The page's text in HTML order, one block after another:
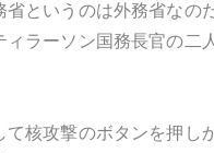
省というのは外務省なの
ィラーソン国務長官の二
て核攻撃のボタンを押し